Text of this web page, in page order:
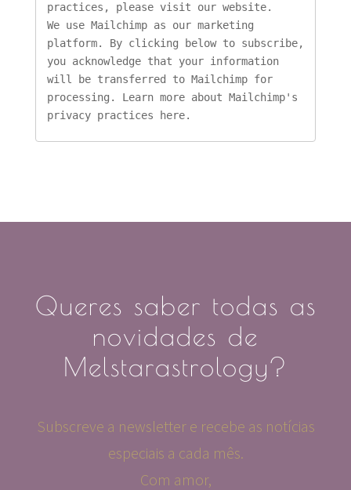
practices, please visit our website.
We use Mailchimp as our marketing
platform. By clicking below to subscribe,
you acknowledge that your information
will be transferred to Mailchimp for
processing. Learn more about Mailchimp's
privacy practices here.
Queres saber todas as
novidades de
Melstarastrology?
Subscreve a newsletter e recebe as notícias
especiais a cada mês.
Com amor,